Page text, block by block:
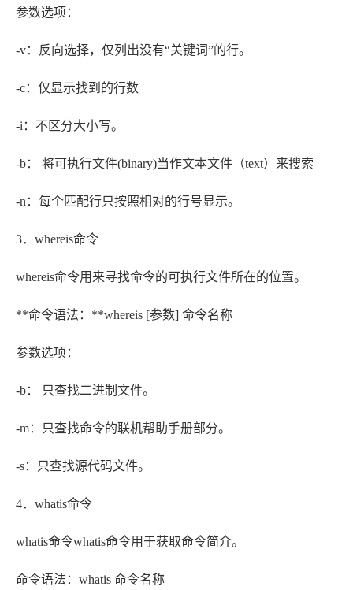
参数选项：
-v：反向选择，仅列出没有“关键词”的行。
-c：仅显示找到的行数
-i：不区分大小写。
-b： 将可执行文件(binary)当作文本文件（text）来搜索
-n：每个匹配行只按照相对的行号显示。
3．whereis命令
whereis命令用来寻找命令的可执行文件所在的位置。
**命令语法：**whereis [参数] 命令名称
参数选项：
-b： 只查找二进制文件。
-m：只查找命令的联机帮助手册部分。
-s：只查找源代码文件。
4．whatis命令
whatis命令whatis命令用于获取命令简介。
命令语法：whatis 命令名称